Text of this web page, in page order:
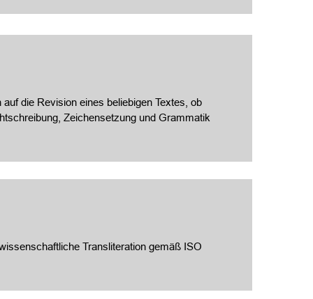
die Revision eines beliebigen Textes, ob
Zeichensetzung und Grammatik
Transliteration gemäß ISO